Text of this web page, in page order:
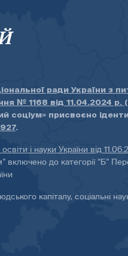
ради України з
№ 1168 від 11.04.2024 р.
соціум» присвоєно
.
і науки України від
включено до категорії “Б”
капіталу, соціальні